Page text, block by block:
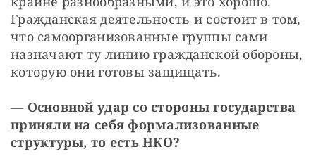
Гражданская деятельность и состоит в том,
что самоорганизованные группы сами
назначают ту линию гражданской обороны,
которую они готовы защищать.
— Основной удар со стороны государства
приняли на себя формализованные
структуры, то есть НКО?